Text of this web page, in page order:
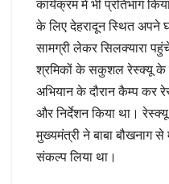
कार्यक्रम में भी प्रतिभाग
के लिए देहरादून स्थित अपने
सामग्री लेकर सिलक्यारा
श्रमिकों के सकुशल रेस्क्यू के
अभियान के दौरान कैम्प कर
और निर्देशन किया था।
मुख्यमंत्री ने बाबा बौखनाग से
संकल्प लिया था।